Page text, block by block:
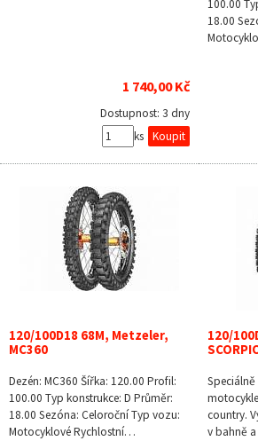
1 740,00 Kč
Dostupnost: 3 dny
ks
100.00
18.00
120/100D18 68M, Metzeler,
MC360
Dezén: MC360 Šířka: 120.00 Profil:
100.00 Typ konstrukce: D Průměr:
18.00 Sezóna: Celoroční Typ vozu:
Motocyklové Rychlostní…
120/
country.
v bahně